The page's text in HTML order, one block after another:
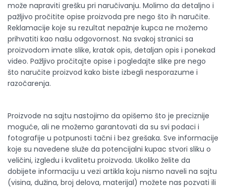
može napraviti grešku pri naručivanju. Molimo da detaljno i
pažljivo pročitite opise proizvoda pre nego što ih naručite.
Reklamacije koje su rezultat nepažnje kupca ne možemo
prihvatiti kao našu odgovornost. Na svakoj stranici sa
proizvodom imate slike, kratak opis, detaljan opis i ponekad
video. Pažljivo pročitajte opise i pogledajte slike pre nego
što naručite proizvod kako biste izbegli nesporazume i
razočarenja.
Proizvode na sajtu nastojimo da opišemo što je preciznije
moguće, ali ne možemo garantovati da su svi podaci i
fotografije u potpunosti tačni i bez grešaka. Sve informacije
koje su navedene služe da potencijalni kupac stvori sliku o
veličini, izgledu i kvalitetu proizvoda. Ukoliko želite da
dobijete informaciju u vezi artikla koju nismo naveli na sajtu
(visina, dužina, broj delova, materijal) možete nas pozvati ili